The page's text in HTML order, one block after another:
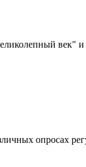
век"
опросах